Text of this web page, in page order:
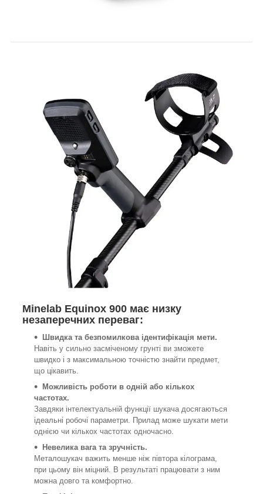
Minelab Equinox 900 має низку
незаперечних переваг:
Швидка та безпомилкова ідентифікація мети.
Навіть у сильно засміченому грунті ви зможете
швидко і з максимальною точністю знайти предмет,
що цікавить.
Можливість роботи в одній або кількох
частотах.
Завдяки інтелектуальній функції шукача досягаються
ідеальні робочі параметри. Прилад може шукати мети
однією чи кількох частотах одночасно.
Невелика вага та зручність.
Металошукач важить менше ніж півтора кілограма,
при цьому він міцний. В результаті працювати з ним
можна довго та комфортно.